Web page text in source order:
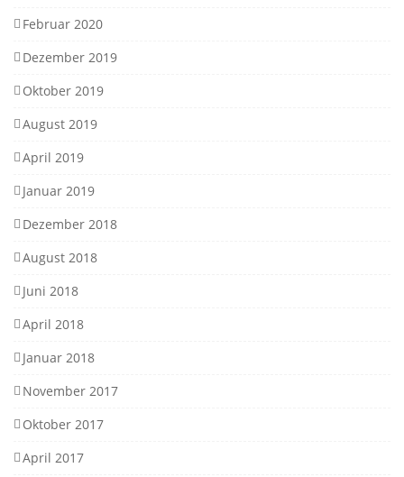
Februar 2020
Dezember 2019
Oktober 2019
August 2019
April 2019
Januar 2019
Dezember 2018
August 2018
Juni 2018
April 2018
Januar 2018
November 2017
Oktober 2017
April 2017